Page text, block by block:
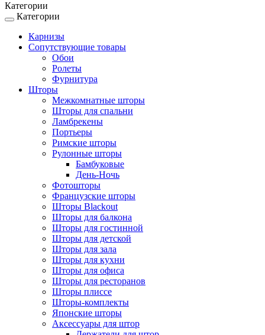
Категории
Toggle
navigation
Категории
Карнизы
Сопутствующие товары
Обои
Ролеты
Фурнитура
Шторы
Межкомнатные шторы
Шторы для спальни
Ламбрекены
Портьеры
Римские шторы
Рулонные шторы
Бамбуковые
День-Ночь
Фотошторы
Французские шторы
Шторы Blackout
Шторы для балкона
Шторы для гостинной
Шторы для детской
Шторы для зала
Шторы для кухни
Шторы для офиса
Шторы для ресторанов
Шторы плиссе
Шторы-комплекты
Японские шторы
Аксессуары для штор